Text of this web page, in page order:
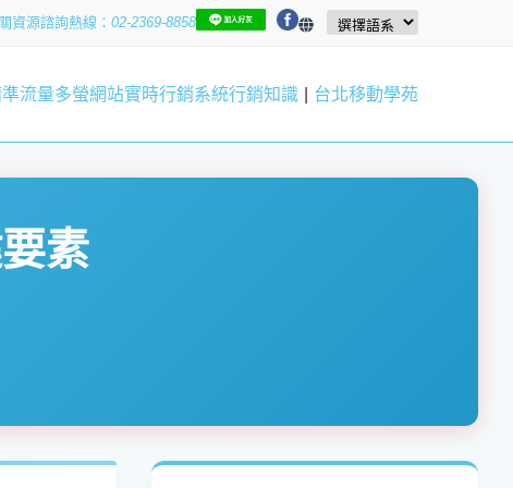
資源 02-2369-8858
流量多螢網站實時行銷系統行銷知識 台北移動學苑
素